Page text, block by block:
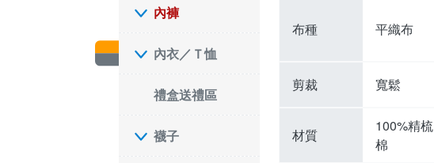
內褲
內衣／Ｔ恤
禮盒送禮區
襪子
布種 平織布
剪裁 寬鬆
材質
100%精梳
棉